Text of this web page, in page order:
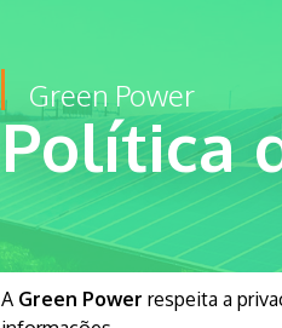
Green Power
Política
A Green Power respeita a